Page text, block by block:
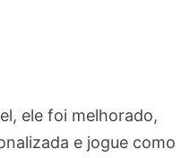
ele foi melhorado,
e jogue como